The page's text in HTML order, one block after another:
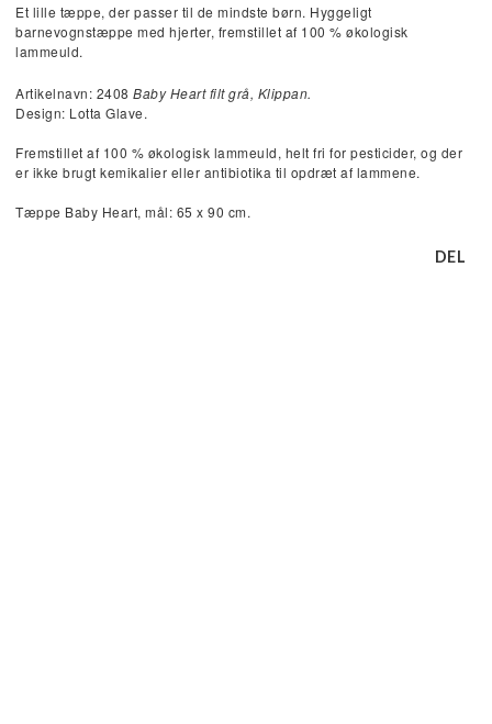
Et lille tæppe, der passer til de mindste børn. Hyggeligt
barnevognstæppe med hjerter, fremstillet af 100 % økologisk
lammeuld.
Artikelnavn: 2408 Baby Heart filt grå, Klippan.
Design: Lotta Glave.
Fremstillet af 100 % økologisk lammeuld, helt fri for pesticider, og der
er ikke brugt kemikalier eller antibiotika til opdræt af lammene.
Tæppe Baby Heart, mål: 65 x 90 cm.
DEL